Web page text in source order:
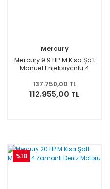
Mercury
Mercury 9.9 HP M Kısa Şaft
Manuel Enjeksiyonlu 4
137.750,00 TL
112.955,00 TL
%18